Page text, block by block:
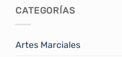
CATEGORÍAS
Artes Marciales